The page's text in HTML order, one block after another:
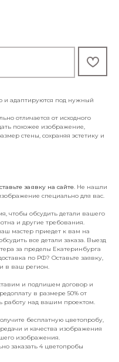
и адаптируются под нужный
отличается от исходного
похожее изображение,
стены, сохраняя эстетику и
заявку на сайте. Не нашли
специально для вас.
чтобы обсудить детали вашего
и другие требования.
мастер приедет к вам на
все детали заказа. Выезд
за пределы Екатеринбурга
по РФ? Оставьте заявку,
в ваш регион.
и подпишем договор и
в размере 50% от
работу над вашим проектом.
бесплатную цветопробу,
и качества изображения
изображения.
заказать 4 цветопробы